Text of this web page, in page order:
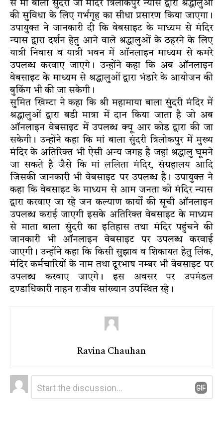
से मां बाला सुंदरी जी मंदिर त्रिलोकपुर न्यास द्वारा श्रद्धालुओं
की सुविधा के लिए गर्भगृह का सीधा प्रसारण किया जाएगा।
उपायुक्त ने जानकारी दी कि वेबसाइट के माध्यम से मंदिर
न्यास द्वारा दर्शन हेतु आने वाले श्रद्धालुओं के ठहरने के लिए
यात्री निवास व यात्री भवन में ऑनलाइन माध्यम से कमरे
उपलब्ध करवाए जाएगे। उन्होंने कहा कि अब ऑनलाइन
वेबसाइट के माध्यम से श्रद्धालुओं द्वारा भंडारे के आयोजन की
बुकिंग भी की जा सकेगी।
सुमित खिम्टा ने कहा कि श्री महामाया बाला सुंदरी मंदिर में
श्रद्धालुओं द्वारा बडी मात्रा में दान किया जाता है जो अब
ऑनलाइन वेबसाइट में उपलब्ध क्यू आर कोड द्वारा की जा
सकेगी। उन्होंने कहा कि मां बाला सुंदरी त्रिलोकपुर में मुख्य
मंदिर के अतिरिक्त भी ऐसी अन्य जगह है जहां श्रद्धालु घूमने
जा सकते है जैसे कि मां ललिता मंदिर, संग्रहालय आदि
जिसकी जानकारी भी वेबसाइट पर उपलब्ध है। उपायुक्त ने
कहा कि वेबसाइट के माध्यम से आम जनता को मंदिर न्यास
द्वारा करवाए जा रहे जन कल्याण कार्यों की सूची ऑनलाइन
उपलब्ध कराई जाएगी इसके अतिरिक्त वेबसाइट के माध्यम
से माता बाला सुंदरी का इतिहास तथा मंदिर पहुंचने की
जानकारी भी ऑनलाइन वेबसाइट पर उपलब्ध करवाई
जाएगी। उन्होंने कहा कि किसी सुझाव व शिकायत हेतु लिंक,
मंदिर कर्मचारियों के नाम तथा दूरभाष नम्बर भी वेबसाइट पर
उपलब्ध करवाए जाएगे। इस अवसर पर उपमंडल
दण्डाधिकारी नाहन राजीव सांख्यान उपस्थित रहे।
Ravina Chauhan
Leave
a
Comment